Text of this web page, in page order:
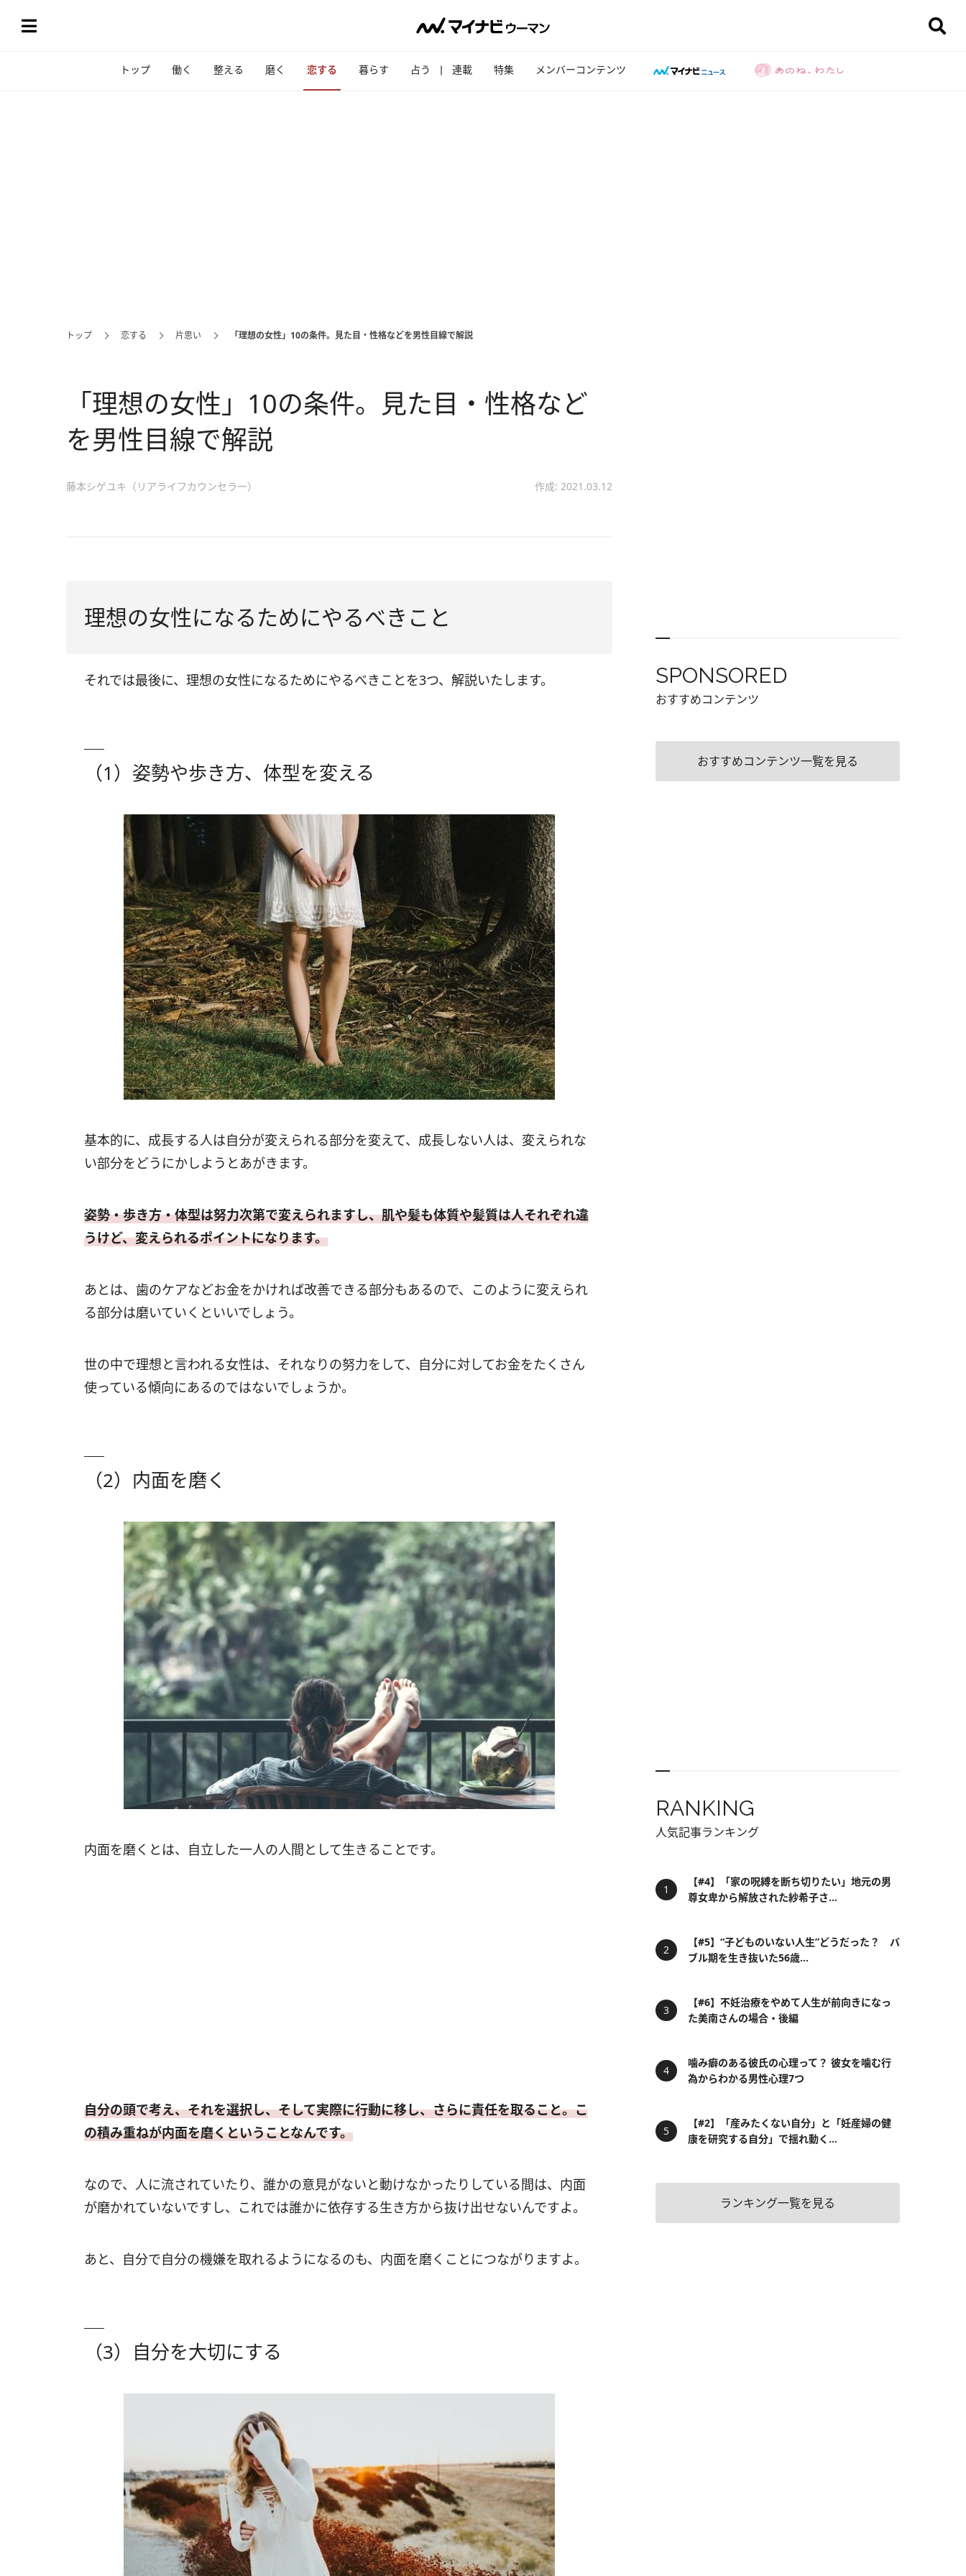
トップ 働く 整える 磨く 恋する 暮らす 占う 連載 特集 メンバーコンテンツ
トップ 恋する 片思い 「理想の女性」10の条件。見た目・性格などを男性目線で解説
「理想の女性」10の条件。見た目・性格など
を男性目線で解説
藤本シゲユキ（リアライフカウンセラー） 作成: 2021.03.12
理想の女性になるためにやるべきこと
それでは最後に、理想の女性になるためにやるべきことを3つ、解説いたします。
（1）姿勢や歩き方、体型を変える
基本的に、成長する人は自分が変えられる部分を変えて、成長しない人は、変えられな
い部分をどうにかしようとあがきます。
姿勢・歩き方・体型は努力次第で変えられますし、肌や髪も体質や髪質は人それぞれ違
うけど、変えられるポイントになります。
あとは、歯のケアなどお金をかければ改善できる部分もあるので、このように変えられ
る部分は磨いていくといいでしょう。
世の中で理想と言われる女性は、それなりの努力をして、自分に対してお金をたくさん
使っている傾向にあるのではないでしょうか。
（2）内面を磨く
内面を磨くとは、自立した一人の人間として生きることです。
自分の頭で考え、それを選択し、そして実際に行動に移し、さらに責任を取ること。こ
の積み重ねが内面を磨くということなんです。
なので、人に流されていたり、誰かの意見がないと動けなかったりしている間は、内面
が磨かれていないですし、これでは誰かに依存する生き方から抜け出せないんですよ。
あと、自分で自分の機嫌を取れるようになるのも、内面を磨くことにつながりますよ。
（3）自分を大切にする
SPONSORED
おすすめコンテンツ
おすすめコンテンツ一覧を見る
RANKING
人気記事ランキング
【#4】「家の呪縛を断ち切りたい」地元の男
尊女卑から解放された紗希子さ...
【#5】“子どものいない人生”どうだった？ バ
ブル期を生き抜いた56歳...
【#6】不妊治療をやめて人生が前向きになっ
た美南さんの場合・後編
噛み癖のある彼氏の心理って？ 彼女を噛む行
為からわかる男性心理7つ
【#2】「産みたくない自分」と「妊産婦の健
康を研究する自分」で揺れ動く...
ランキング一覧を見る